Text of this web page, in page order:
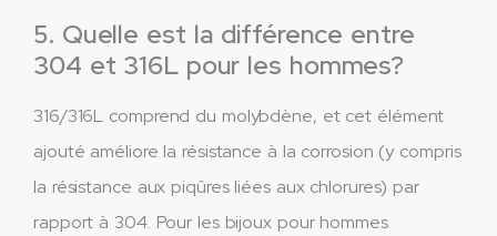
5. Quelle est la différence entre
304 et 316L pour les hommes?
316/316L comprend du molybdène, et cet élément
ajouté améliore la résistance à la corrosion (y compris
la résistance aux piqûres liées aux chlorures) par
rapport à 304. Pour les bijoux pour hommes